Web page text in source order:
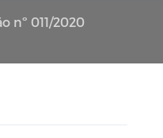
nº 011/2020